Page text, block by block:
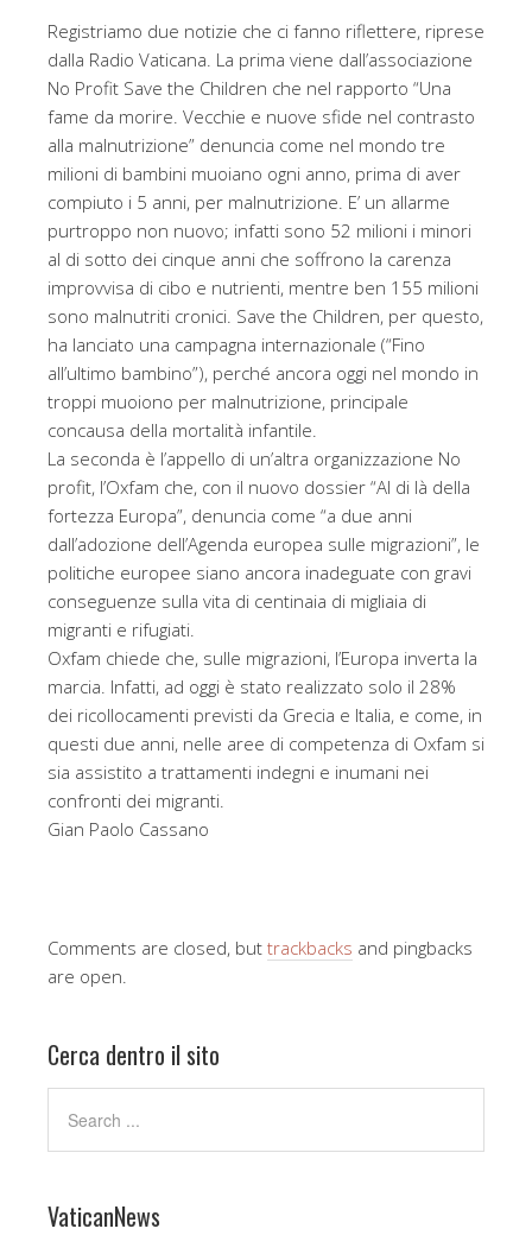
Registriamo due notizie che ci fanno riflettere, riprese
dalla Radio Vaticana. La prima viene dall’associazione
No Profit Save the Children che nel rapporto “Una
fame da morire. Vecchie e nuove sfide nel contrasto
alla malnutrizione” denuncia come nel mondo tre
milioni di bambini muoiano ogni anno, prima di aver
compiuto i 5 anni, per malnutrizione. E’ un allarme
purtroppo non nuovo; infatti sono 52 milioni i minori
al di sotto dei cinque anni che soffrono la carenza
improvvisa di cibo e nutrienti, mentre ben 155 milioni
sono malnutriti cronici. Save the Children, per questo,
ha lanciato una campagna internazionale (“Fino
all’ultimo bambino”), perché ancora oggi nel mondo in
troppi muoiono per malnutrizione, principale
concausa della mortalità infantile.
La seconda è l’appello di un’altra organizzazione No
profit, l’Oxfam che, con il nuovo dossier “Al di là della
fortezza Europa”, denuncia come “a due anni
dall’adozione dell’Agenda europea sulle migrazioni”, le
politiche europee siano ancora inadeguate con gravi
conseguenze sulla vita di centinaia di migliaia di
migranti e rifugiati.
Oxfam chiede che, sulle migrazioni, l’Europa inverta la
marcia. Infatti, ad oggi è stato realizzato solo il 28%
dei ricollocamenti previsti da Grecia e Italia, e come, in
questi due anni, nelle aree di competenza di Oxfam si
sia assistito a trattamenti indegni e inumani nei
confronti dei migranti.
Gian Paolo Cassano
Comments are closed, but trackbacks and pingbacks
are open.
Cerca dentro il sito
VaticanNews